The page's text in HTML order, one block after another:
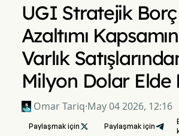
Dolar Elde
UGI Stratejik Borç
Azaltımı
Varlık
Milyon Dolar Elde
Omar Tariq·May 04 2026, 12:16
Paylaşmak için  Paylaşmak için